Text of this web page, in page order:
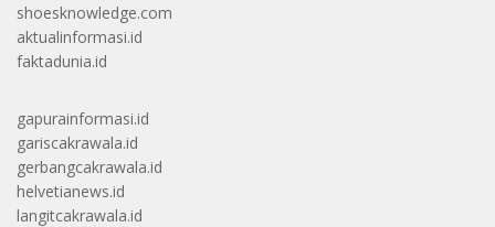
shoesknowledge.com
aktualinformasi.id
faktadunia.id
gapurainformasi.id
gariscakrawala.id
gerbangcakrawala.id
helvetianews.id
langitcakrawala.id